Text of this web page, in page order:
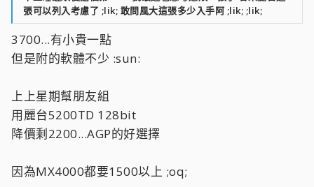
張可以列入考慮了 ;lik; 敢問風大這張多少入手阿 ;lik; ;lik;
3700...有小貴一點
但是附的軟體不少 :sun:
上上星期幫朋友組
用麗台5200TD 128bit
降價剩2200...AGP的好選擇
因為MX4000都要1500以上 ;oq;